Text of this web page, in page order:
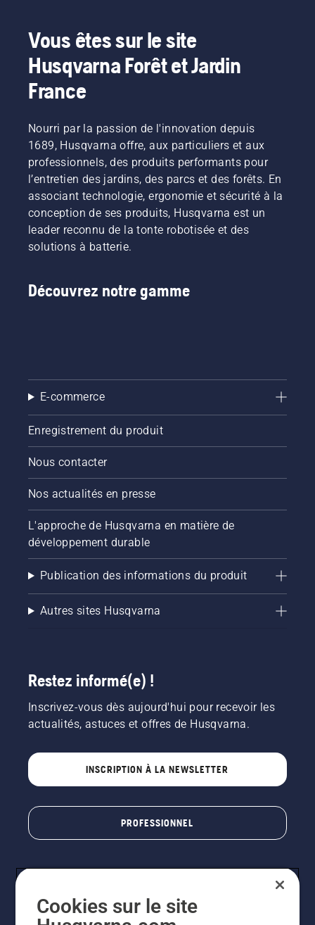
Vous êtes sur le site
Husqvarna Forêt et Jardin
France
Nourri par la passion de l'innovation depuis
1689, Husqvarna offre, aux particuliers et aux
professionnels, des produits performants pour
l’entretien des jardins, des parcs et des forêts. En
associant technologie, ergonomie et sécurité à la
conception de ses produits, Husqvarna est un
leader reconnu de la tonte robotisée et des
solutions à batterie.
Découvrez notre gamme
E-commerce
Enregistrement du produit
Nous contacter
Nos actualités en presse
L'approche de Husqvarna en matière de
développement durable
Publication des informations du produit
Autres sites Husqvarna
Restez informé(e) !
Inscrivez-vous dès aujourd'hui pour recevoir les
actualités, astuces et offres de Husqvarna.
INSCRIPTION À LA NEWSLETTER
PROFESSIONNEL
Cookies sur le site